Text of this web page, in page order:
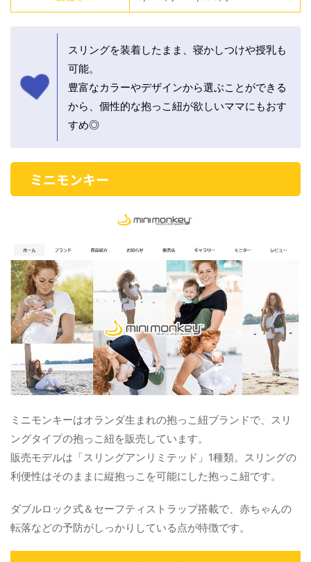
スリングを装着したまま、寝かしつけや授乳も
可能。
豊富なカラーやデザインから選ぶことができる
から、個性的な抱っこ紐が欲しいママにもおす
すめ◎
ミニモンキー
ミニモンキーはオランダ生まれの抱っこ紐ブランドで、スリ
ングタイプの抱っこ紐を販売しています。
販売モデルは「スリングアンリミテッド」1種類。スリングの
利便性はそのままに縦抱っこを可能にした抱っこ紐です。
ダブルロック式＆セーフティストラップ搭載で、赤ちゃんの
転落などの予防がしっかりしている点が特徴です。